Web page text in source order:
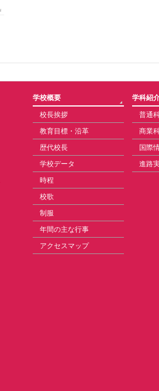
学校概要
校長挨拶
教育目標・沿革
歴代校長
学校データ
時程
校歌
制服
年間の主な行事
アクセスマップ
学科紹
普通
商業
国際
進路